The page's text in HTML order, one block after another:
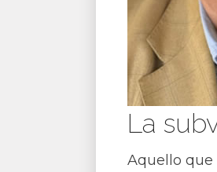
La
Aquello que